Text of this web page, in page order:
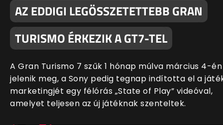
AZ EDDIGI LEGÖSSZETETTEBB GRAN
TURISMO ÉRKEZIK A GT7-TEL
A Gran Turismo 7 szűk 1 hónap múlva március 4-én
jelenik meg, a Sony pedig tegnap indította el a
marketingjét egy félórás „State of Play” videóval,
amelyet teljesen az új játéknak szenteltek.